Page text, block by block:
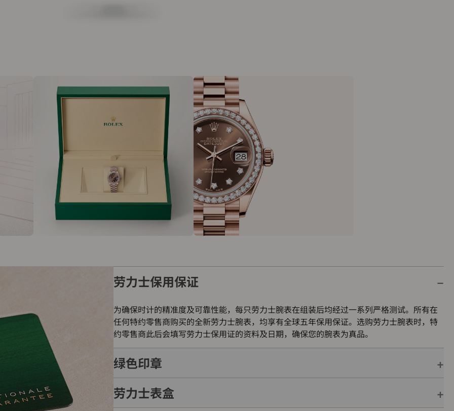
劳力士保用保证
为确保时计的精准度及可靠性能，每只劳力士腕表在组装后均经过一系列严格测试。所有在
任何特约零售商购买的全新劳力士腕表，均享有全球五年保用保证。选购劳力士腕表时，特
约零售商此后会填写劳力士保用证的资料及日期，确保您的腕表为真品。
绿色印章
每只劳力士腕表均附有全球五年保用保证，并附上绿色印章，此印章是超卓天文台精密时计
劳力士表盒